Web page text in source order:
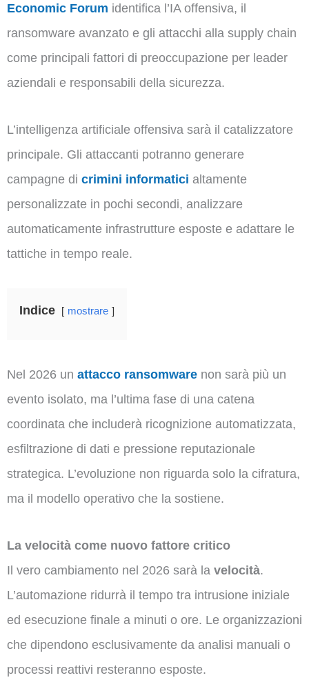
Economic Forum identifica l’IA offensiva, il
ransomware avanzato e gli attacchi alla supply chain
come principali fattori di preoccupazione per leader
aziendali e responsabili della sicurezza.
L’intelligenza artificiale offensiva sarà il catalizzatore
principale. Gli attaccanti potranno generare
campagne di crimini informatici altamente
personalizzate in pochi secondi, analizzare
automaticamente infrastrutture esposte e adattare le
tattiche in tempo reale.
Indice mostrare
Nel 2026 un attacco ransomware non sarà più un
evento isolato, ma l’ultima fase di una catena
coordinata che includerà ricognizione automatizzata,
esfiltrazione di dati e pressione reputazionale
strategica. L’evoluzione non riguarda solo la cifratura,
ma il modello operativo che la sostiene.
La velocità come nuovo fattore critico
Il vero cambiamento nel 2026 sarà la velocità.
L’automazione ridurrà il tempo tra intrusione iniziale
ed esecuzione finale a minuti o ore. Le organizzazioni
che dipendono esclusivamente da analisi manuali o
processi reattivi resteranno esposte.